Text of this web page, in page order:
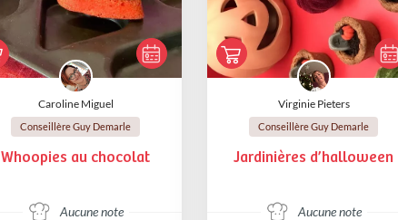
Caroline Miguel
Conseillère Guy Demarle
Whoopies au chocolat
Aucune note
Virginie Pieters
Conseillère Guy Demarle
Jardinières d’halloween
Aucune note